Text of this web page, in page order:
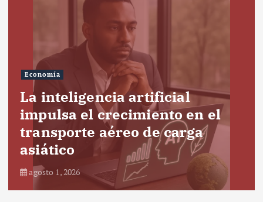
Economía
La inteligencia artificial
impulsa el crecimiento en el
transporte aéreo de carga
asiático
agosto 1, 2026